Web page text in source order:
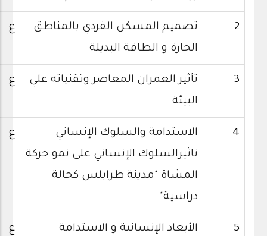
2
تصميم المسكن الفردي بالمناطق
الحارة و الطاقة البديلة
ع
3
تأثير العمران المعاصر وتقنياته علي
البيئة
ع
4
الاستدامة والسلوك الإنساني
تاثيرالسلوك الإنساني على نمو حركة
المشاة "مدينة طرابلس كحالة
دراسية"
ع
5
الأبعاد الإنسانية و الاستدامة
ع